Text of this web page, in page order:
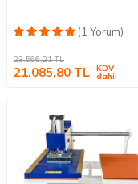
(1 Yorum)
23.566,21TL
21.085,80 TL KDV
dahil